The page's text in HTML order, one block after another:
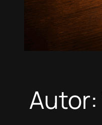
Autor: